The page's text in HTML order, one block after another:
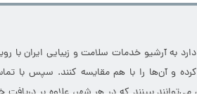
آرشیو خدمات سلامت و زیبایی ایران با
و آن‌ها را با هم مقایسه کنند. سپس با
ببینند که در هر شهر، علاوه بر